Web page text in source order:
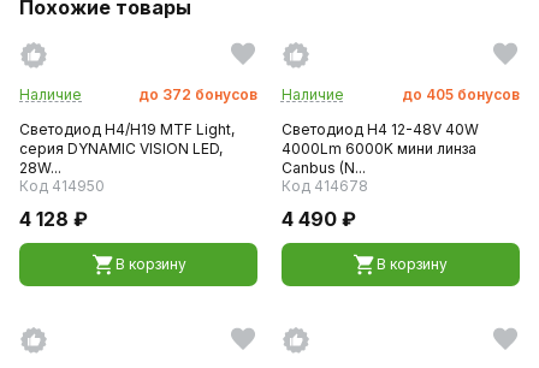
Похожие товары
Наличие до 372 бонусов
Светодиод H4/H19 MTF Light,
серия DYNAMIC VISION LED,
28W...
Код 414950
4 128 ₽
В корзину
Наличие до 405 бонусов
Светодиод H4 12-48V 40W
4000Lm 6000K мини линза
Canbus (N...
Код 414678
4 490 ₽
В корзину